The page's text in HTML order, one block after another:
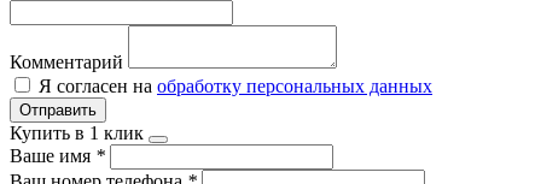
Комментарий
Я согласен на обработку персональных данных
Отправить
Купить в 1 клик
Ваше имя *